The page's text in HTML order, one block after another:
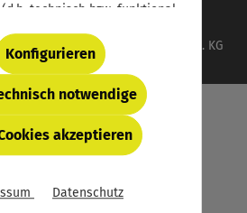
www.vogel.de.
Group GmbH & Co. KG
technisch bzw. funktional
und hinter
„Konfigurieren“.
notwendige
Konfigurieren
akzeptieren
Datenschutz